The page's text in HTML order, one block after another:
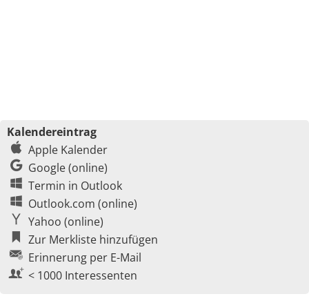
Kalendereintrag
Apple Kalender
Google (online)
Termin in Outlook
Outlook.com (online)
Yahoo (online)
Zur Merkliste hinzufügen
Erinnerung per E-Mail
< 1000 Interessenten